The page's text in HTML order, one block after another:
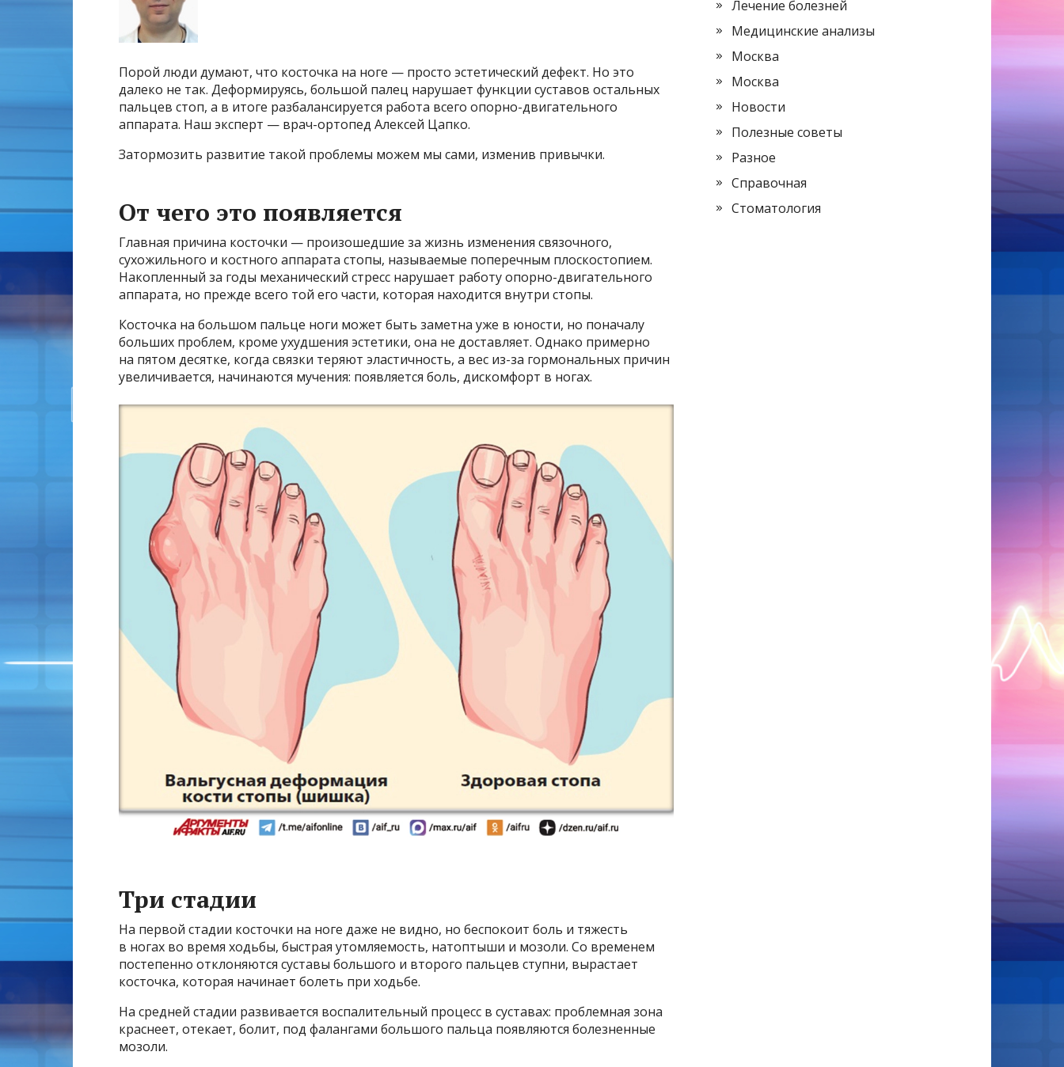
Порой люди думают, что косточка на ноге — просто эстетический дефект. Но это
далеко не так. Деформируясь, большой палец нарушает функции суставов остальных
пальцев стоп, а в итоге разбалансируется работа всего опорно-двигательного
аппарата. Наш эксперт — врач-ортопед Алексей Цапко.
Затормозить развитие такой проблемы можем мы сами, изменив привычки.
От чего это появляется
Главная причина косточки — прои­зошедшие за жизнь изменения связочного,
сухожильного и костного аппарата стопы, называемые поперечным плоскостопием.
Накопленный за годы механический стресс нарушает работу опорно-двигательного
аппарата, но прежде всего той его части, которая находится внутри стопы.
Косточка на большом пальце ноги может быть заметна уже в юности, но поначалу
больших проблем, кроме ухудшения эстетики, она не доставляет. Однако примерно
на пятом десятке, когда связки теряют эластичность, а вес из-за гормональных причин
увеличивается, начинаются мучения: появляется боль, дискомфорт в ногах.
Три стадии
На первой стадии косточки на ноге даже не видно, но беспокоит боль и тяжесть
в ногах во время ходьбы, быстрая утомляемость, натоптыши и мозоли. Со временем
постепенно отклоняются суставы большого и второго пальцев ступни, вырастает
косточка, которая начинает болеть при ходьбе.
На средней стадии развивается воспалительный процесс в суставах: проблемная зона
краснеет, отекает, болит, под фалангами большого пальца появляются болезненные
мозоли.
Лечение болезней
Медицинские анализы
Москва
Москва
Новости
Полезные советы
Разное
Справочная
Стоматология